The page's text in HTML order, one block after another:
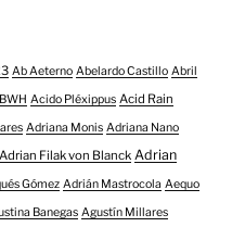
Ab Aeterno Abelardo Castillo Abril
Acido Pléxippus Acid Rain
Adriana Monis Adriana Nano
Adrian Filak von Blanck Adrian
Gómez Adrián Mastrocola Aequo
Banegas Agustín Millares